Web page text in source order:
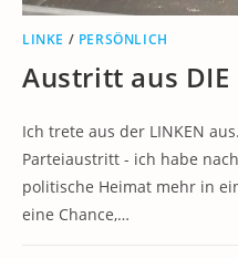
LINKE / PERSÖNLICH
Austritt aus DIE
Ich trete aus der LINKEN
Parteiaustritt - ich habe
politische Heimat mehr in
eine Chance,…